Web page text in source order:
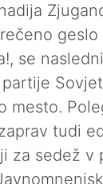
geslo
se
mesto.
tudi
za sedež v